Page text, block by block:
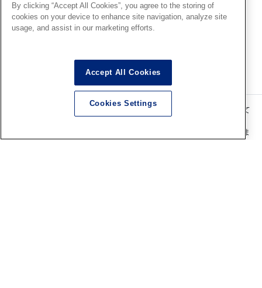
2026.08.07
記事内の価格表記は、掲載時点での消費税率に基づいた価格を表示して
このコンテンツ内の情報、画像の二次使用及び無断引用は禁止いたしま
By clicking “Accept All Cookies”, you agree to the storing of
cookies on your device to enhance site navigation, analyze site
usage, and assist in our marketing efforts.
Accept All Cookies
Cookies Settings